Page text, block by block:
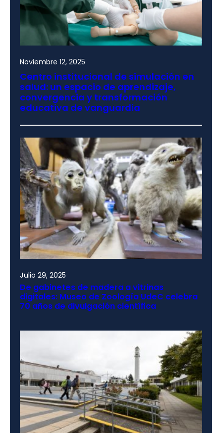
Noviembre 12, 2025
Centro institucional de simulación en
salud: un espacio de aprendizaje,
convergencia y transformación
educativa de vanguardia
Julio 29, 2025
De gabinetes de madera a vitrinas
digitales: Museo de Zoología UdeC celebra
70 años de divulgación científica